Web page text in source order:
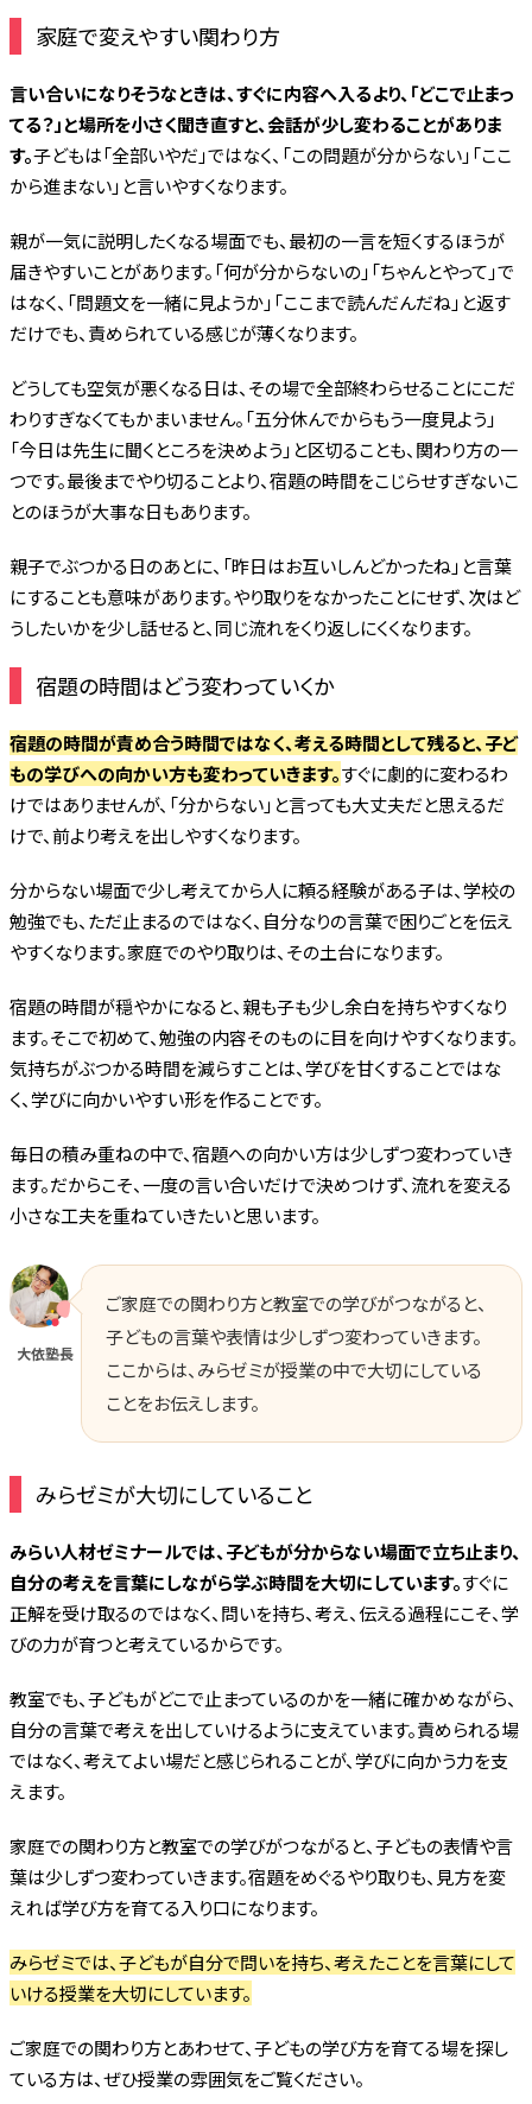
家庭で変えやすい関わり方
言い合いになりそうなときは、すぐに内容へ入るより、「どこで止まっ
てる？」と場所を小さく聞き直すと、会話が少し変わることがありま
す。子どもは「全部いやだ」ではなく、「この問題が分からない」「ここ
から進まない」と言いやすくなります。
親が一気に説明したくなる場面でも、最初の一言を短くするほうが
届きやすいことがあります。「何が分からないの」「ちゃんとやって」で
はなく、「問題文を一緒に見ようか」「ここまで読んだんだね」と返す
だけでも、責められている感じが薄くなります。
どうしても空気が悪くなる日は、その場で全部終わらせることにこだ
わりすぎなくてもかまいません。「五分休んでからもう一度見よう」
「今日は先生に聞くところを決めよう」と区切ることも、関わり方の一
つです。最後までやり切ることより、宿題の時間をこじらせすぎないこ
とのほうが大事な日もあります。
親子でぶつかる日のあとに、「昨日はお互いしんどかったね」と言葉
にすることも意味があります。やり取りをなかったことにせず、次はど
うしたいかを少し話せると、同じ流れをくり返しにくくなります。
宿題の時間はどう変わっていくか
宿題の時間が責め合う時間ではなく、考える時間として残ると、子ど
もの学びへの向かい方も変わっていきます。すぐに劇的に変わるわ
けではありませんが、「分からない」と言っても大丈夫だと思えるだ
けで、前より考えを出しやすくなります。
分からない場面で少し考えてから人に頼る経験がある子は、学校の
勉強でも、ただ止まるのではなく、自分なりの言葉で困りごとを伝え
やすくなります。家庭でのやり取りは、その土台になります。
宿題の時間が穏やかになると、親も子も少し余白を持ちやすくなり
ます。そこで初めて、勉強の内容そのものに目を向けやすくなります。
気持ちがぶつかる時間を減らすことは、学びを甘くすることではな
く、学びに向かいやすい形を作ることです。
毎日の積み重ねの中で、宿題への向かい方は少しずつ変わっていき
ます。だからこそ、一度の言い合いだけで決めつけず、流れを変える
小さな工夫を重ねていきたいと思います。
大依塾長
ご家庭での関わり方と教室での学びがつながると、
子どもの言葉や表情は少しずつ変わっていきます。
ここからは、みらゼミが授業の中で大切にしている
ことをお伝えします。
みらゼミが大切にしていること
みらい人材ゼミナールでは、子どもが分からない場面で立ち止まり、
自分の考えを言葉にしながら学ぶ時間を大切にしています。すぐに
正解を受け取るのではなく、問いを持ち、考え、伝える過程にこそ、学
びの力が育つと考えているからです。
教室でも、子どもがどこで止まっているのかを一緒に確かめながら、
自分の言葉で考えを出していけるように支えています。責められる場
ではなく、考えてよい場だと感じられることが、学びに向かう力を支
えます。
家庭での関わり方と教室での学びがつながると、子どもの表情や言
葉は少しずつ変わっていきます。宿題をめぐるやり取りも、見方を変
えれば学び方を育てる入り口になります。
みらゼミでは、子どもが自分で問いを持ち、考えたことを言葉にして
いける授業を大切にしています。
ご家庭での関わり方とあわせて、子どもの学び方を育てる場を探し
ている方は、ぜひ授業の雰囲気をご覧ください。